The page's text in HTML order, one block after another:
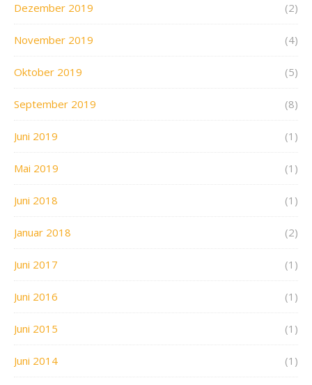
Dezember 2019 (2)
November 2019 (4)
Oktober 2019 (5)
September 2019 (8)
Juni 2019 (1)
Mai 2019 (1)
Juni 2018 (1)
Januar 2018 (2)
Juni 2017 (1)
Juni 2016 (1)
Juni 2015 (1)
Juni 2014 (1)